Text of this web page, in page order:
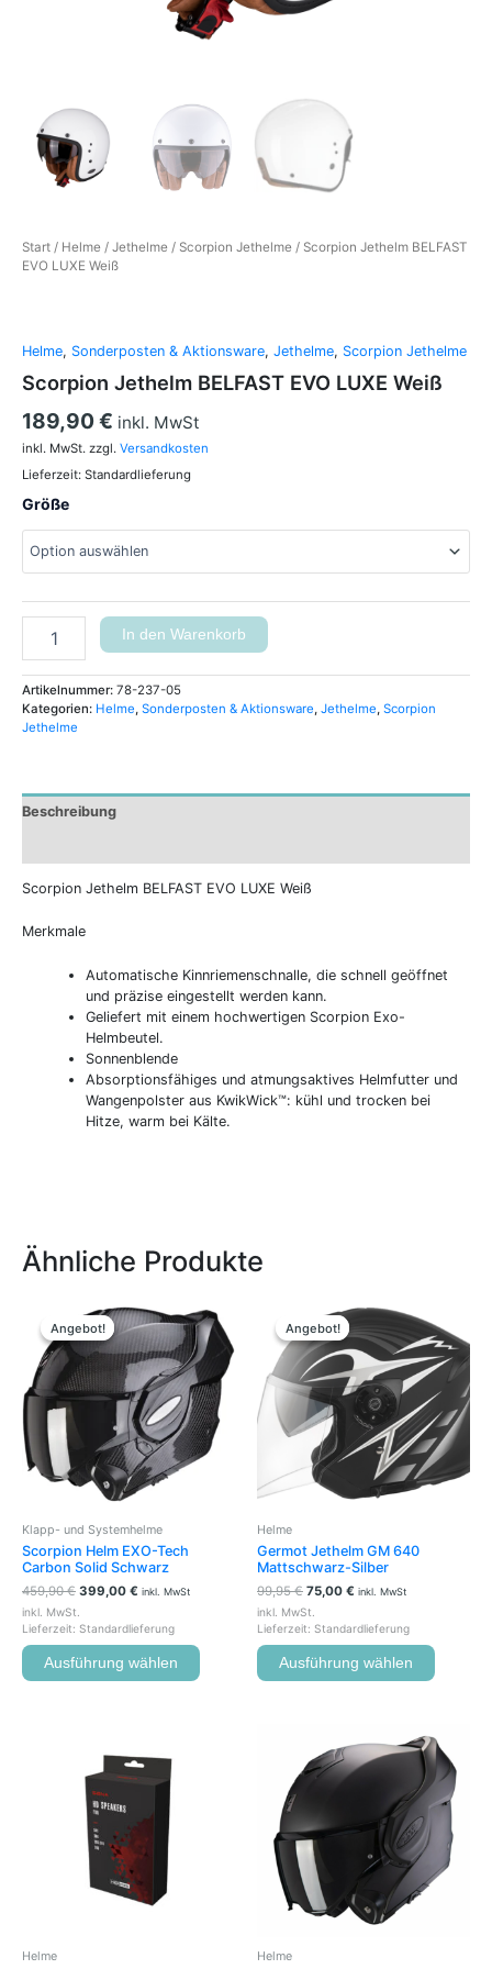
Start / Helme / Jethelme / Scorpion Jethelme / Scorpion Jethelm BELFAST
EVO LUXE Weiß
Helme, Sonderposten & Aktionsware, Jethelme, Scorpion Jethelme
Scorpion Jethelm BELFAST EVO LUXE Weiß
189,90€ inkl. MwSt
inkl. MwSt. zzgl. Versandkosten
Lieferzeit: Standardlieferung
Größe
In den Warenkorb
Artikelnummer: 78-237-05
Kategorien: Helme, Sonderposten & Aktionsware, Jethelme, Scorpion
Jethelme
Beschreibung
Scorpion Jethelm BELFAST EVO LUXE Weiß
Merkmale
Automatische Kinnriemenschnalle, die schnell geöffnet
und präzise eingestellt werden kann.
Geliefert mit einem hochwertigen Scorpion Exo-
Helmbeutel.
Sonnenblende
Absorptionsfähiges und atmungsaktives Helmfutter und
Wangenpolster aus KwikWick™: kühl und trocken bei
Hitze, warm bei Kälte.
Ähnliche Produkte
Angebot!
Angebot!
Klapp- und Systemhelme
Scorpion Helm EXO-Tech
Carbon Solid Schwarz
459,90€
Ursprünglicher
Preis
war:
459,90 €
399,00 €
Preis
ist:
399,00 €.
inkl. MwSt
inkl. MwSt.
Lieferzeit: Standardlieferung
Ausführung wählen
Dieses
Produkt
weist
mehrere
Varianten
auf.
Die
Optionen
Produktseite
Angebot!
Angebot!
Helme
Germot Jethelm GM 640
Mattschwarz-Silber
99,95€
Preis
war:
99,95 €
75,00 €
ist:
75,00 €.
inkl. MwSt
inkl. MwSt.
Lieferzeit: Standardlieferung
Ausführung wählen
Produkt
weist
mehrere
auf.
Die
können
Helme Helme
Produkt
weist
mehrere
auf.
Die